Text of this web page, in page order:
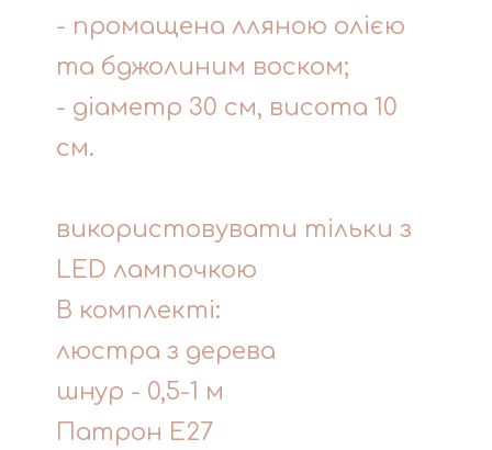
- промащена лляною олією
та бджолиним воском;
- діаметр 30 см, висота 10
см.
використовувати тільки з
LED лампочкою
В комплекті:
люстра з дерева
шнур - 0,5-1 м
Патрон Е27